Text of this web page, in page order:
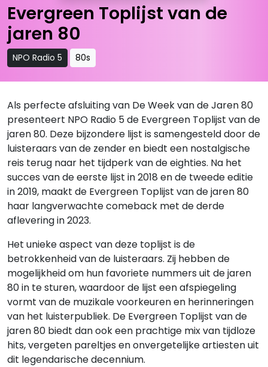
Evergreen Toplijst van de
jaren 80
NPO Radio 5 80s
Als perfecte afsluiting van De Week van de Jaren 80
presenteert NPO Radio 5 de Evergreen Toplijst van de
jaren 80. Deze bijzondere lijst is samengesteld door de
luisteraars van de zender en biedt een nostalgische
reis terug naar het tijdperk van de eighties. Na het
succes van de eerste lijst in 2018 en de tweede editie
in 2019, maakt de Evergreen Toplijst van de jaren 80
haar langverwachte comeback met de derde
aflevering in 2023.
Het unieke aspect van deze toplijst is de
betrokkenheid van de luisteraars. Zij hebben de
mogelijkheid om hun favoriete nummers uit de jaren
80 in te sturen, waardoor de lijst een afspiegeling
vormt van de muzikale voorkeuren en herinneringen
van het luisterpubliek. De Evergreen Toplijst van de
jaren 80 biedt dan ook een prachtige mix van tijdloze
hits, vergeten pareltjes en onvergetelijke artiesten uit
dit legendarische decennium.